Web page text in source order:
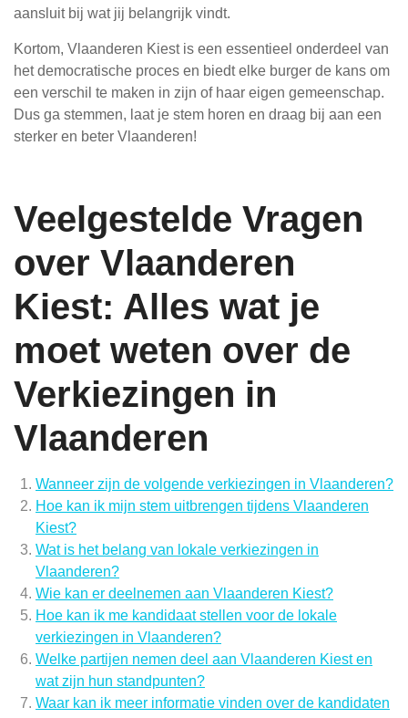
aansluit bij wat jij belangrijk vindt.
Kortom, Vlaanderen Kiest is een essentieel onderdeel van
het democratische proces en biedt elke burger de kans om
een verschil te maken in zijn of haar eigen gemeenschap.
Dus ga stemmen, laat je stem horen en draag bij aan een
sterker en beter Vlaanderen!
Veelgestelde Vragen
over Vlaanderen
Kiest: Alles wat je
moet weten over de
Verkiezingen in
Vlaanderen
Wanneer zijn de volgende verkiezingen in Vlaanderen?
Hoe kan ik mijn stem uitbrengen tijdens Vlaanderen
Kiest?
Wat is het belang van lokale verkiezingen in
Vlaanderen?
Wie kan er deelnemen aan Vlaanderen Kiest?
Hoe kan ik me kandidaat stellen voor de lokale
verkiezingen in Vlaanderen?
Welke partijen nemen deel aan Vlaanderen Kiest en
wat zijn hun standpunten?
Waar kan ik meer informatie vinden over de kandidaten